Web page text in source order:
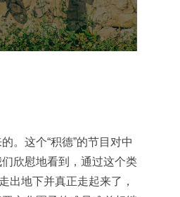
。这个“积德”的节目对中
欣慰地看到，通过这个类
出地下并真正走起来了，